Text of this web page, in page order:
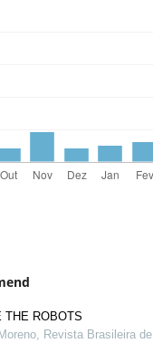
THE ROBOTS
, Revista Brasileira de